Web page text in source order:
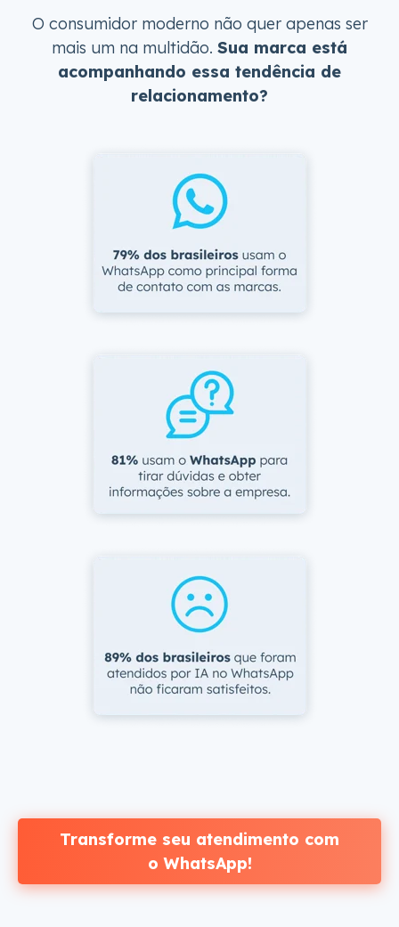
O consumidor moderno não quer apenas ser
mais um na multidão. Sua marca está
acompanhando essa tendência de
relacionamento?
Transforme seu atendimento com
o WhatsApp!